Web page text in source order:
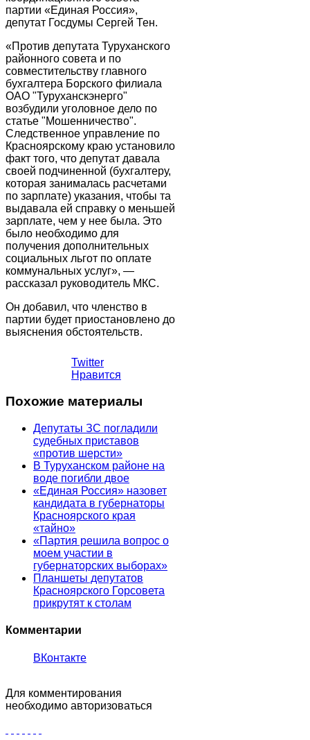
партии «Единая Россия»,
депутат Госдумы Сергей Тен.
«Против депутата Туруханского
районного cовета и по
совместительству главного
бухгалтера Борского филиала
ОАО "Туруханскэнерго"
возбудили уголовное дело по
статье "Мошенничество".
Следственное управление по
Красноярскому краю установило
факт того, что депутат давала
своей подчиненной (бухгалтеру,
которая занималась расчетами
по зарплате) указания, чтобы та
выдавала ей справку о меньшей
зарплате, чем у нее была. Это
было необходимо для
получения дополнительных
социальных льгот по оплате
коммунальных услуг», —
рассказал руководитель МКС.
Он добавил, что членство в
партии будет приостановлено до
выяснения обстоятельств.
Twitter
Нравится
Похожие материалы
Депутаты ЗС погладили
судебных приставов
«против шерсти»
В Туруханском районе на
воде погибли двое
«Единая Россия» назовет
кандидата в губернаторы
Красноярского края
«тайно»
«Партия решила вопрос о
моем участии в
губернаторских выборах»
Планшеты депутатов
Красноярского Горсовета
прикрутят к столам
Комментарии
ВКонтакте
Для комментирования
необходимо авторизоваться